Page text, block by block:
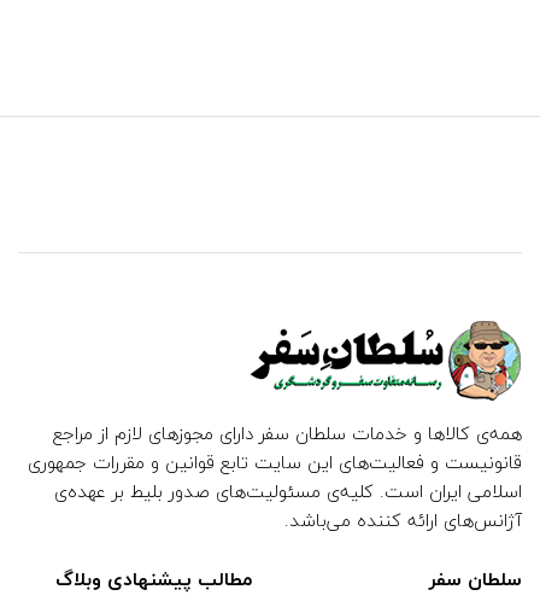
همه‌ی کالاها و خدمات سلطان سفر دارای مجوزهای لازم از مراجع
قانونیست و فعالیت‌های این سایت تابع قوانین و مقررات جمهوری
اسلامی ایران است. کلیه‌ی مسئولیت‌های صدور بلیط بر عهده‌ی
آژانس‌های ارائه کننده می‌باشد.
سلطان سفر مطالب پیشنهادی وبلاگ